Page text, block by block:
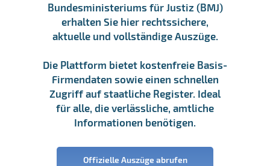
Bundesministeriums für Justiz (BMJ)
erhalten Sie hier rechtssichere,
aktuelle und vollständige Auszüge.
Die Plattform bietet kostenfreie Basis-
Firmendaten sowie einen schnellen
Zugriff auf staatliche Register. Ideal
für alle, die verlässliche, amtliche
Informationen benötigen.
Offizielle Auszüge abrufen